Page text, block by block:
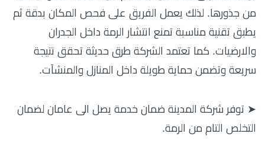
من جذورها. لذلك يعمل الفريق على فحص المكان بدقة ثم
يطبق تقنية مناسبة تمنع انتشار الرمة داخل الجدران
والارضيات. كما تعتمد الشركة طرق حديثة تحقق نتيجة
سريعة وتضمن حماية طويلة داخل المنازل والمنشآت.
➤ توفر شركة المدينة ضمان خدمة يصل الى عامان لضمان
التخلص التام من الرمة.